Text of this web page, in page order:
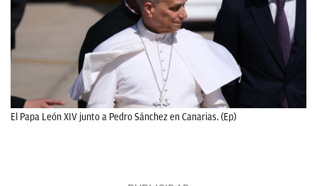
El Papa León XIV junto a Pedro Sánchez en Canarias. (Ep)